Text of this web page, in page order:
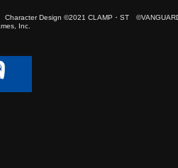
Design ©2021 CLAMP・ST
Inc.